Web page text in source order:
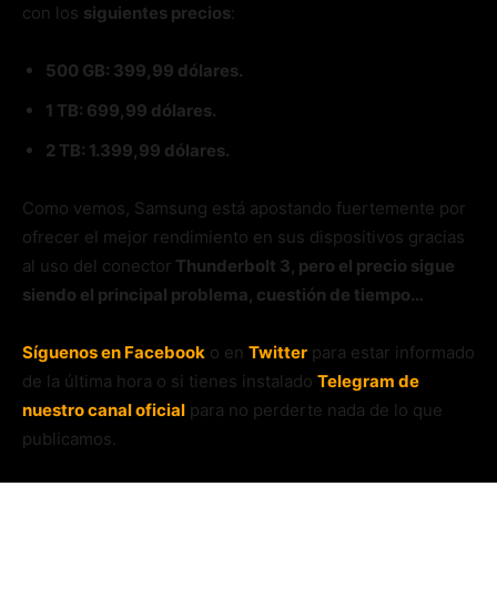
con los siguientes precios:
500 GB: 399,99 dólares.
1 TB: 699,99 dólares.
2 TB: 1.399,99 dólares.
Como vemos, Samsung está apostando fuertemente por
ofrecer el mejor rendimiento en sus dispositivos gracias
al uso del conector Thunderbolt 3, pero el precio sigue
siendo el principal problema, cuestión de tiempo…
Síguenos en Facebook o en Twitter para estar informado
de la última hora o si tienes instalado Telegram de
nuestro canal oficial para no perderte nada de lo que
publicamos.